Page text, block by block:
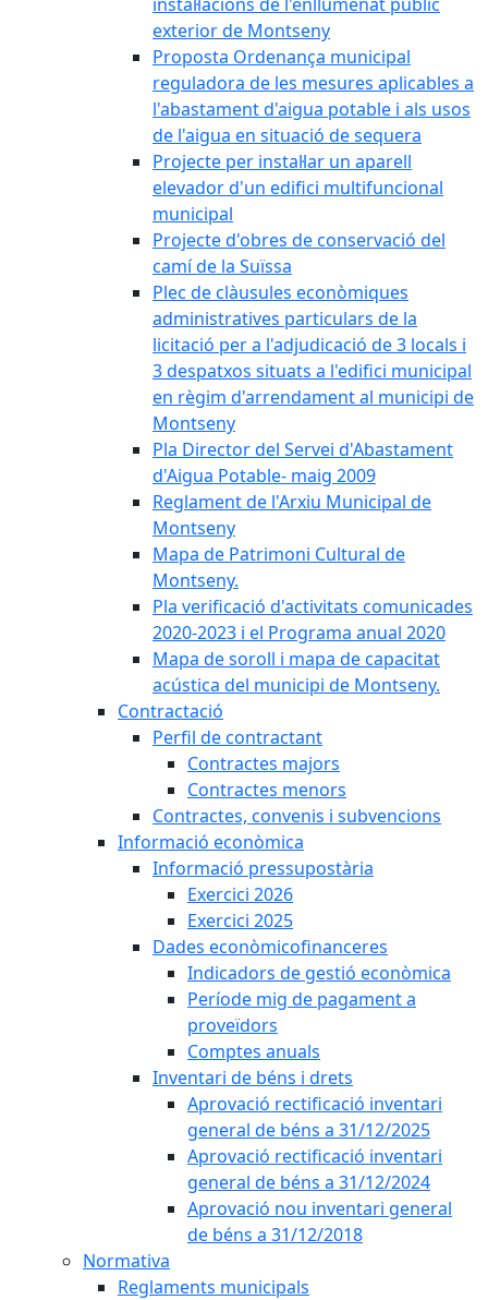
exterior de Montseny
Proposta Ordenança municipal
reguladora de les mesures aplicables a
l'abastament d'aigua potable i als usos
de l'aigua en situació de sequera
Projecte per instal·lar un aparell
elevador d'un edifici multifuncional
municipal
Projecte d'obres de conservació del
camí de la Suïssa
Plec de clàusules econòmiques
administratives particulars de la
licitació per a l'adjudicació de 3 locals i
3 despatxos situats a l'edifici municipal
en règim d'arrendament al municipi de
Montseny
Pla Director del Servei d'Abastament
d'Aigua Potable- maig 2009
Reglament de l'Arxiu Municipal de
Montseny
Mapa de Patrimoni Cultural de
Montseny.
Pla verificació d'activitats comunicades
2020-2023 i el Programa anual 2020
Mapa de soroll i mapa de capacitat
acústica del municipi de Montseny.
Contractació
Perfil de contractant
Contractes majors
Contractes menors
Contractes, convenis i subvencions
Informació econòmica
Informació pressupostària
Exercici 2026
Exercici 2025
Dades econòmicofinanceres
Indicadors de gestió econòmica
Període mig de pagament a
proveïdors
Comptes anuals
Inventari de béns i drets
Aprovació rectificació inventari
general de béns a 31/12/2025
Aprovació rectificació inventari
general de béns a 31/12/2024
Aprovació nou inventari general
de béns a 31/12/2018
Normativa
Reglaments municipals